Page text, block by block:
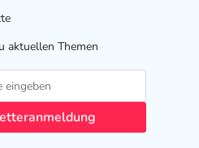
aktuellen Themen